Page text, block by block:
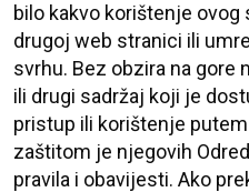
bilo kakvo korištenje ovog
drugoj web stranici ili
svrhu. Bez obzira na gore
ili drugi sadržaj koji je
pristup ili korištenje
zaštitom je njegovih
pravila i obavijesti. Ako